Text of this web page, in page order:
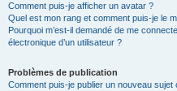
Comment puis-je afficher un avatar ?
Quel est mon rang et comment puis-je le
Pourquoi m’est-il demandé de me
électronique d’un utilisateur ?
Problèmes de publication
Comment puis-je publier un nouveau sujet